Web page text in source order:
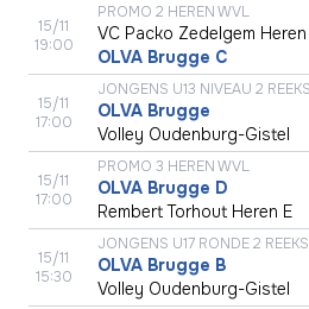
15/11
19:00
PROMO 2 HEREN WVL
VC Packo Zedelgem Heren
OLVA Brugge C
15/11
17:00
JONGENS U13 NIVEAU 2
OLVA Brugge
Volley Oudenburg-Gistel
15/11
17:00
PROMO 3 HEREN WVL
OLVA Brugge D
Rembert Torhout Heren E
15/11
15:30
JONGENS U17 RONDE 2
OLVA Brugge B
Volley Oudenburg-Gistel